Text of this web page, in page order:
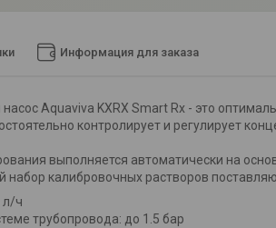
Информация для заказа
Aquaviva KXRX Smart Rx - это
контролирует и регулирует
выполняется автоматически на
набор калибровочных растворов
л/ч
трубопровода: до 1.5 бар